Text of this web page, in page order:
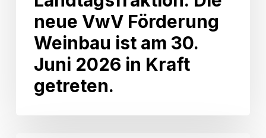
CDU-
Landtagsfraktion:
neue
Förderung
neue VwV Förderung
Weinbau ist am 30.
Juni 2026 in Kraft
getreten.